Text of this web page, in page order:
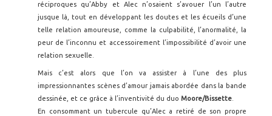
réciproques qu’Abby et Alec n’osaient s’avouer l’un l’autre
jusque là, tout en développant les doutes et les écueils d’une
telle relation amoureuse, comme la culpabilité, l’anormalité, la
peur de l’inconnu et accessoirement l’impossibilité d’avoir une
relation sexuelle.
Mais c’est alors que l’on va assister à l’une des plus
impressionnantes scènes d’amour jamais abordée dans la bande
dessinée, et ce grâce à l’inventivité du duo Moore/Bissette
En consommant un tubercule qu’Alec a retiré de son propre